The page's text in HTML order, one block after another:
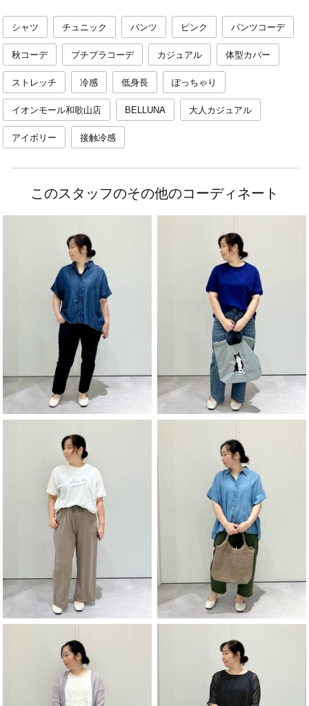
シャツ チュニック パンツ ピンク パンツコーデ
秋コーデ プチプラコーデ カジュアル 体型カバー
ストレッチ 冷感 低身長 ぽっちゃり
イオンモール和歌山店 BELLUNA 大人カジュアル
アイボリー 接触冷感
このスタッフのその他のコーディネート